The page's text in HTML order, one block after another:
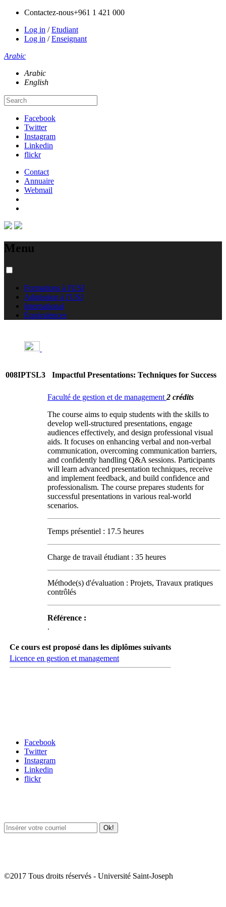
Contactez-nous+961 1 421 000
Log in /Etudiant
Log in /Enseignant
Arabic
Arabic
English
Facebook
Twitter
Instagram
Linkedin
flickr
Contact
Annuaire
Webmail
Menu
Formations à l'USJ
Admission à l'USJ
International
Équivalences
008IPTSL3 Impactful Presentations: Techniques for Success
Faculté de gestion et de management 2 crédits
The course aims to equip students with the skills to
develop well-structured presentations, engage
audiences effectively, and design professional visual
aids. It focuses on enhancing verbal and non-verbal
communication, overcoming communication barriers,
and confidently handling Q&A sessions. Participants
will learn advanced presentation techniques, receive
and implement feedback, and build confidence and
professionalism. The course prepares students for
successful presentations in various real-world
scenarios.
Temps présentiel : 17.5 heures
Charge de travail étudiant : 35 heures
Méthode(s) d'évaluation : Projets, Travaux pratiques
contrôlés
Référence :
.
Ce cours est proposé dans les diplômes suivants
Licence en gestion et management
Facebook
Twitter
Instagram
Linkedin
flickr
©2017 Tous droits réservés - Université Saint-Joseph